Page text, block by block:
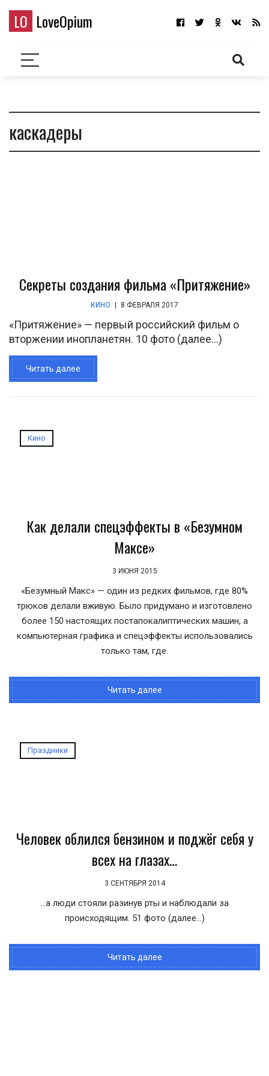
LO LoveOpium
каскадеры
Секреты создания фильма «Притяжение»
КИНО 8 ФЕВРАЛЯ 2017
«Притяжение» — первый российский фильм о
вторжении инопланетян. 10 фото (далее…)
Читать далее
Кино
Как делали спецэффекты в «Безумном
Максе»
3 ИЮНЯ 2015
«Безумный Макс» — один из редких фильмов, где 80%
трюков делали вживую. Было придумано и изготовлено
более 150 настоящих постапокалиптических машин, а
компьютерная графика и спецэффекты использовались
только там, где.
Читать далее
Праздники
Человек облился бензином и поджёг себя у
всех на глазах…
3 СЕНТЯБРЯ 2014
…а люди стояли разинув рты и наблюдали за
происходящим. 51 фото (далее…)
Читать далее